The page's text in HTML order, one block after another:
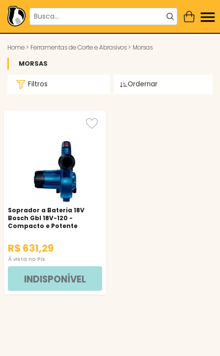
Home > Ferramentas de Corte e Abrasivos > Morsas
MORSAS
Filtros Ordernar
Soprador a Bateria 18V
Bosch Gbl 18V-120 -
Compacto e Potente
R$ 631,29
À vista no Pix
INDISPONÍVEL